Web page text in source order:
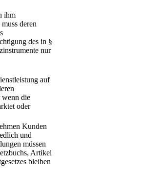
ihm
deren
des in §
nur
auf
wenn die
oder
Kunden
und
müssen
Artikel
bleiben